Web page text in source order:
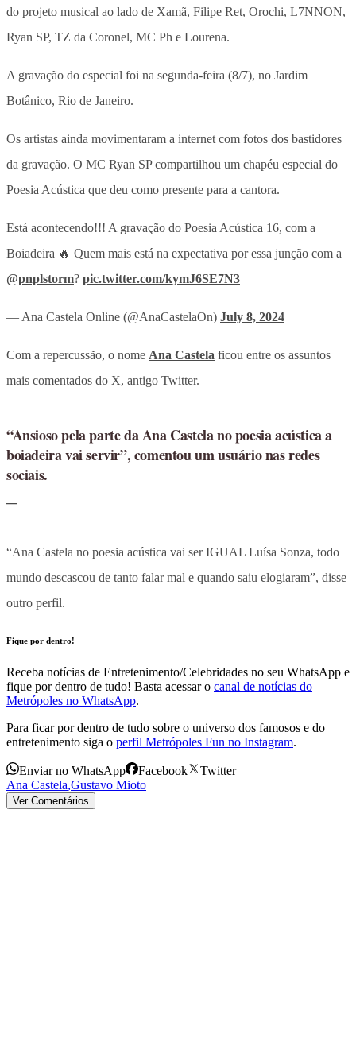
do projeto musical ao lado de Xamã, Filipe Ret, Orochi, L7NNON,
Ryan SP, TZ da Coronel, MC Ph e Lourena.
A gravação do especial foi na segunda-feira (8/7), no Jardim
Botânico, Rio de Janeiro.
Os artistas ainda movimentaram a internet com fotos dos bastidores
da gravação. O MC Ryan SP compartilhou um chapéu especial do
Poesia Acústica que deu como presente para a cantora.
Está acontecendo!!! A gravação do Poesia Acústica 16, com a
Boiadeira 🔥 Quem mais está na expectativa por essa junção com a
@pnplstorm? pic.twitter.com/kymJ6SE7N3
— Ana Castela Online (@AnaCastelaOn) July 8, 2024
Com a repercussão, o nome Ana Castela ficou entre os assuntos
mais comentados do X, antigo Twitter.
“Ansioso pela parte da Ana Castela no poesia acústica a
boiadeira vai servir”, comentou um usuário nas redes
sociais.
“Ana Castela no poesia acústica vai ser IGUAL Luísa Sonza, todo
mundo descascou de tanto falar mal e quando saiu elogiaram”, disse
outro perfil.
Fique por dentro!
Receba notícias de Entretenimento/Celebridades no seu WhatsApp e
fique por dentro de tudo! Basta acessar o canal de notícias do
Metrópoles no WhatsApp.
Para ficar por dentro de tudo sobre o universo dos famosos e do
entretenimento siga o perfil Metrópoles Fun no Instagram.
Enviar no WhatsApp Facebook
Twitter
Ana Castela,Gustavo Mioto
Ver Comentários